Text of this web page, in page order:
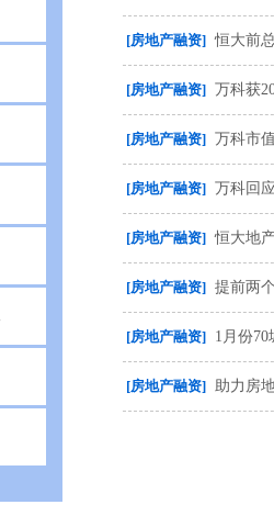
[房地产融资] 恒大前
[房地产融资] 万科获
[房地产融资] 万科市
[房地产融资] 万科回
[房地产融资] 恒大地
[房地产融资] 提前两
[房地产融资] 1月份
[房地产融资] 助力房